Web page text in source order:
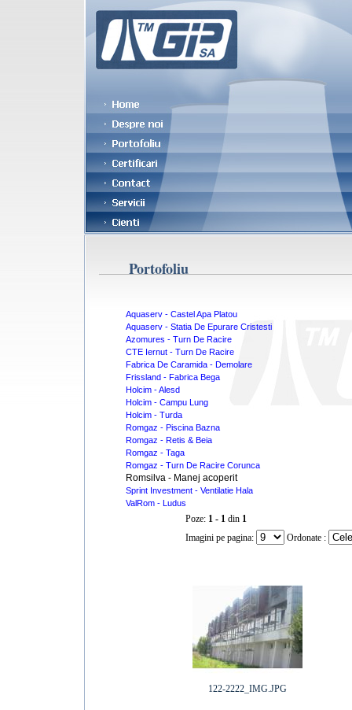
Portofoliu
Aquaserv - Castel Apa Platou
Aquaserv - Statia De Epurare Cristesti
Azomures - Turn De Racire
CTE Iernut - Turn De Racire
Fabrica De Caramida - Demolare
Frissland - Fabrica Bega
Holcim - Alesd
Holcim - Campu Lung
Holcim - Turda
Romgaz - Piscina Bazna
Romgaz - Retis & Beia
Romgaz - Taga
Romgaz - Turn De Racire Corunca
Romsilva - Manej acoperit
Sprint Investment - Ventilatie Hala
ValRom - Ludus
Poze: 1 - 1 din 1
Imagini pe pagina:
Ordonate :
122-2222_IMG.JPG